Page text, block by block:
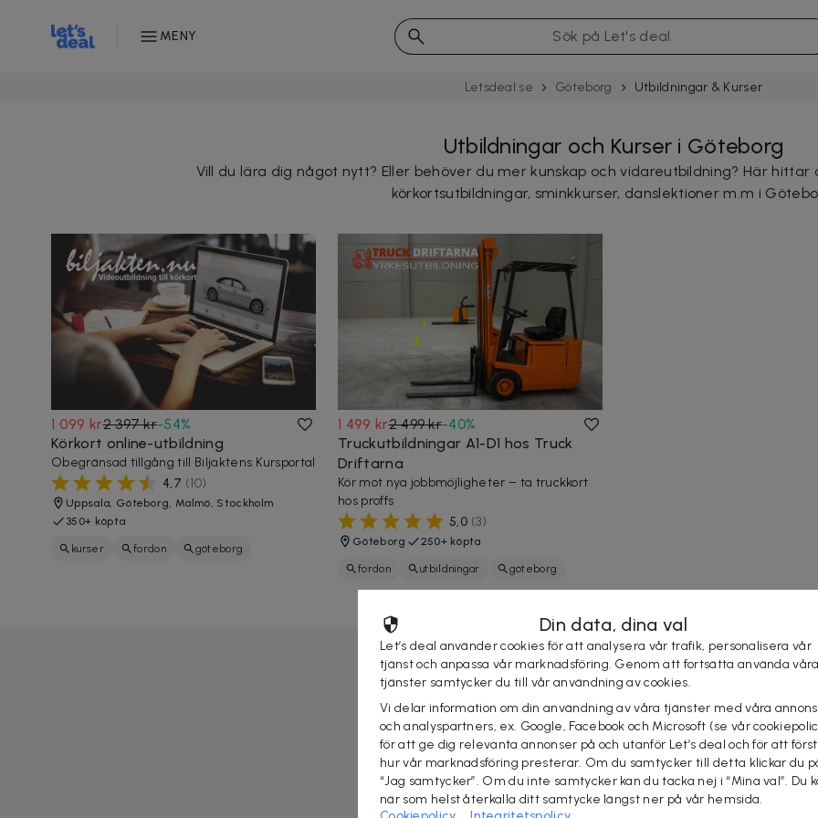
MENY
Letsdeal.se Göteborg Utbild­ningar & Kurser
Utbildningar och Kurser i Göteborg
Vill du lära dig något nytt? Eller behöver du mer kunskap och vidareutbildning? Här
1 099 kr2 397 kr-54%
Körkort online-utbildning
Obegränsad tillgång till Biljaktens Kursportal
4,7 (10)
Uppsala, Göteborg, Malmö, Stockholm
350+ köpta
kurser fordon göteborg
1 499 kr2 499 kr-40%
Truckutbildningar A1-D1 hos Truck
Driftarna
Kör mot nya jobbmöjligheter – ta truckkort
hos proffs
5,0 (3)
Göteborg 250+ köpta
fordon utbildningar göteborg
Din data, dina val
Let’s deal använder cookies för att analysera vår trafik, personalisera vår
tjänst och anpassa vår marknadsföring. Genom att fortsätta använda våra
tjänster samtycker du till vår användning av cookies.
Vi delar information om din användning av våra tjänster med våra
och analyspartners, ex. Google, Facebook och Microsoft (se vår
för att ge dig relevanta annonser på och utanför Let’s deal och för att
hur vår marknadsföring presterar. Om du samtycker till detta klickar du
“Jag samtycker”. Om du inte samtycker kan du tacka nej i “Mina val”. Du
när som helst återkalla ditt samtycke längst ner på vår hemsida.